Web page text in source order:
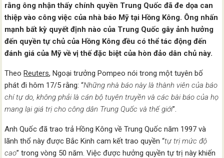
rằng ông nhận thấy chính quyền Trung Quốc đã đe dọa can
thiệp vào công việc của nhà báo Mỹ tại Hồng Kông. Ông nhấn
mạnh bất kỳ quyết định nào của Trung Quốc gây ảnh hưởng
đến quyền tự chủ của Hồng Kông đều có thể tác động đến
đánh giá của Mỹ về vị thế đặc biệt của hòn đảo dân chủ này.
TheoReuters, Ngoại trưởng Pompeo nói trong một tuyên bố
phát đi hôm 17/5 rằng: “Những nhà báo này là thành viên của báo
chí tự do, không phải là cán bộ tuyên truyền và các bài báo của họ
mang lại giá trị cho công dân Trung Quốc và thế giới”.
Anh Quốc đã trao trả Hồng Kông về Trung Quốc năm 1997 và
lãnh thổ này được Bắc Kinh cam kết trao quyền “tự trị mức độ
cao” trong vòng 50 năm. Việc được hưởng quyền tự trị này khiến